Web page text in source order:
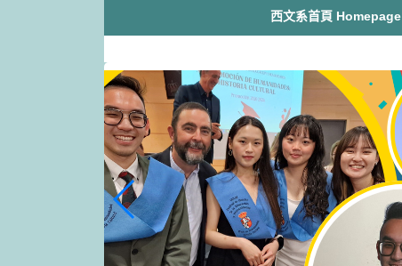
西文系首頁 Homepage